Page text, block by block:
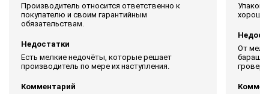
Производитель относится ответственно к
покупателю и своим гарантийным
обязательствам.
Недостатки
Есть мелкие недочёты, которые решает
производитель по мере их наступления.
Комментарий
хорошо.
От